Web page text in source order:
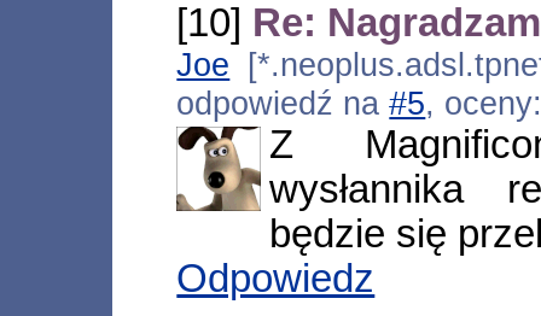
[10] Re:
Joe
odpowiedź na#5,
Z
wysłannika
będzie się
Odpowiedz